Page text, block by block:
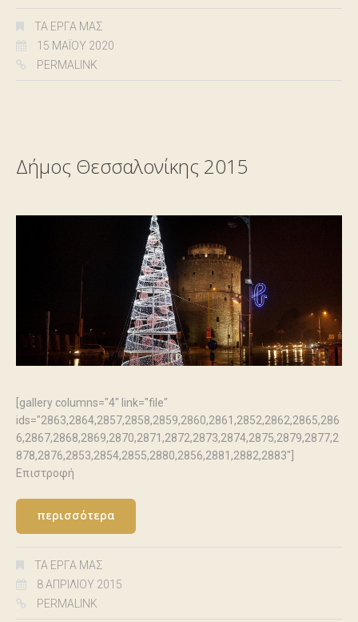
ΤΑ ΈΡΓΑ ΜΑΣ
15 ΜΑΪ́ΟΥ 2020
PERMALINK
Δήμος Θεσσαλονίκης 2015
[gallery columns="4" link="file"
ids="2863,2864,2857,2858,2859,2860,2861,2852,2862,2865,286
6,2867,2868,2869,2870,2871,2872,2873,2874,2875,2879,2877,2
878,2876,2853,2854,2855,2880,2856,2881,2882,2883"]
Επιστροφή
περισσότερα
ΤΑ ΈΡΓΑ ΜΑΣ
8 ΑΠΡΙΛΊΟΥ 2015
PERMALINK